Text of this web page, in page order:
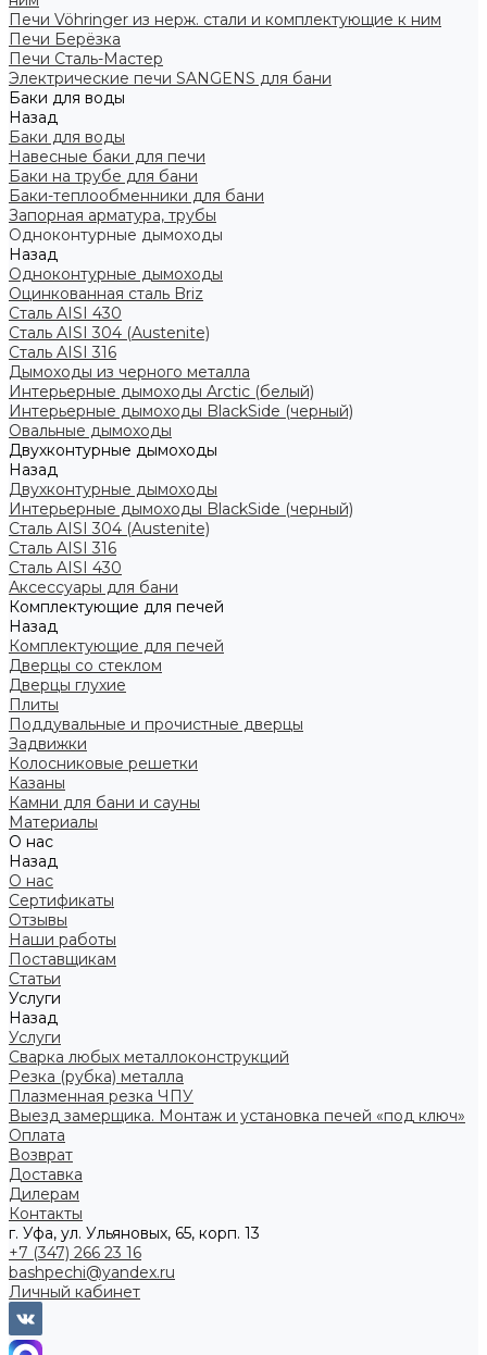
Печи Vöhringer из нерж. стали и комплектующие к ним
Печи Берёзка
Печи Сталь-Мастер
Электрические печи SANGENS для бани
Баки для воды
Назад
Баки для воды
Навесные баки для печи
Баки на трубе для бани
Баки-теплообменники для бани
Запорная арматура, трубы
Одноконтурные дымоходы
Назад
Одноконтурные дымоходы
Оцинкованная сталь Briz
Сталь AISI 430
Сталь AISI 304 (Austenite)
Сталь AISI 316
Дымоходы из черного металла
Интерьерные дымоходы Arctic (белый)
Интерьерные дымоходы BlackSide (черный)
Овальные дымоходы
Двухконтурные дымоходы
Назад
Двухконтурные дымоходы
Интерьерные дымоходы BlackSide (черный)
Сталь AISI 304 (Austenite)
Сталь AISI 316
Сталь AISI 430
Аксессуары для бани
Комплектующие для печей
Назад
Комплектующие для печей
Дверцы со стеклом
Дверцы глухие
Плиты
Поддувальные и прочистные дверцы
Задвижки
Колосниковые решетки
Казаны
Камни для бани и сауны
Материалы
О нас
Назад
О нас
Сертификаты
Отзывы
Наши работы
Поставщикам
Статьи
Услуги
Назад
Услуги
Сварка любых металлоконструкций
Резка (рубка) металла
Плазменная резка ЧПУ
Выезд замерщика. Монтаж и установка печей «под ключ»
Оплата
Возврат
Доставка
Дилерам
Контакты
г. Уфа, ул. Ульяновых, 65, корп. 13
+7 (347) 266 23 16
bashpechi@yandex.ru
Личный кабинет